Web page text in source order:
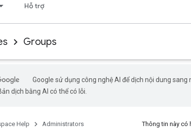
Hỗ trợ
Groups
Google sử dụng công nghệ AI để dịch nội dung sang
dịch bằng AI có thể có lỗi.
Help
Administrators
Thông tin này có